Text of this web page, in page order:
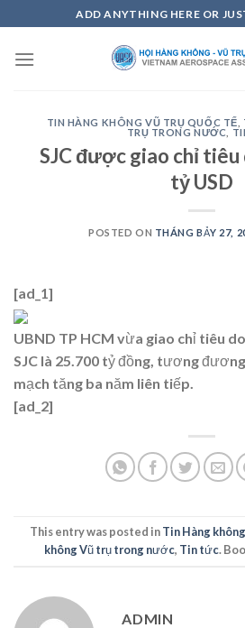
to
content
ADD ANYTHING HERE OR
TIN HÀNG KHÔNG VŨ TRỤ QUỐC TẾ
TRỤ TRONG NƯỚC
SJC được giao chỉ tiêu
tỷ USD
POSTED ON THÁNG BẢY 27,
[ad_1]
UBND TP HCM vừa giao chỉ tiêu
SJC là 25.700 tỷ đồng, tương
mạch tăng ba năm liên tiếp.
[ad_2]
This entry was posted inTin Hàng
không Vũ trụ trong nước, Tin tức.
ADMIN